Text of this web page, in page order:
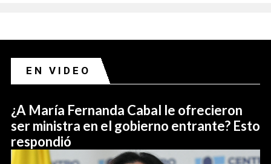
EN VIDEO
¿A María Fernanda Cabal le ofrecieron
ser ministra en el gobierno entrante? Esto
respondió